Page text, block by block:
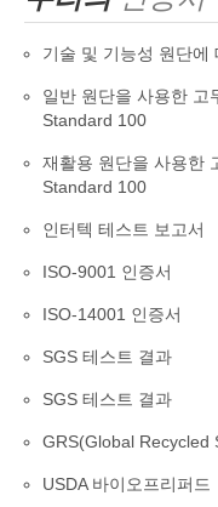
기술 및 기능성 원단에
일반 원단을 사용한 고
Standard 100
재활용 원단을 사용한
Standard 100
인터텍 테스트 보고서
ISO-9001 인증서
ISO-14001 인증서
SGS 테스트 결과
SGS 테스트 결과
GRS(Global Recycled
USDA 바이오프리퍼드